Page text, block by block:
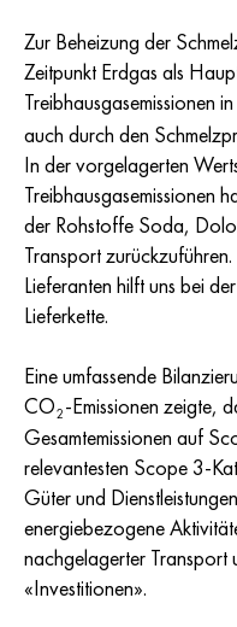
Zur Beheizung der
Zeitpunkt Erdgas als
Treibhausgasemissionen
auch durch den
In der vorgelagerten
Treibhausgasemissionen
der Rohstoffe Soda,
Transport
Lieferanten hilft uns bei
Lieferkette.
Eine umfassende
CO2 -Emissionen zeigte,
Gesamtemissionen auf
relevantesten Scope 3-
Güter und
energiebezogene
nachgelagerter Transport
«Investitionen».